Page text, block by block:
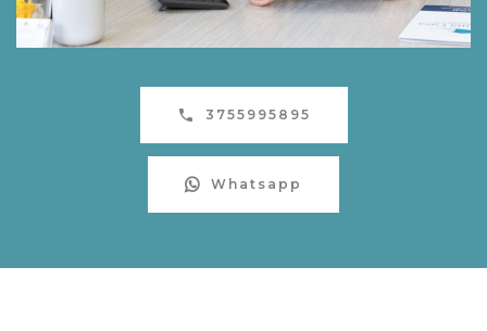
3755995895
Whatsapp